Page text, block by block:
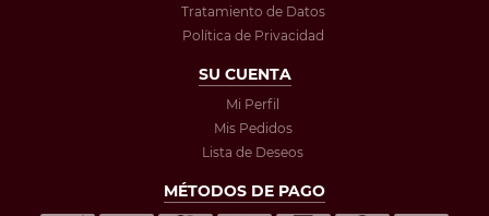
Tratamiento de Datos
Política de Privacidad
SU CUENTA
Mi Perfil
Mis Pedidos
Lista de Deseos
MÉTODOS DE PAGO